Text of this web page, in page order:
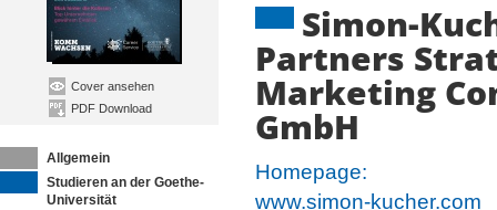
Cover ansehen
PDF Download
Allgemein
Studieren an der Goethe-
Universität
Simon-
Partners
Marketing
GmbH
Homepage:
www.simon-kucher.com